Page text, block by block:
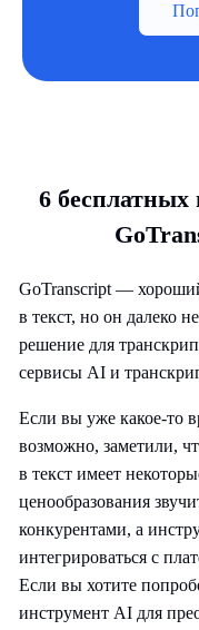
6 бесплатных
GoTranscript —
в текст, но он далеко
решение для
сервисы AI и
Если вы уже какое-то
возможно, заметили,
в текст имеет
ценообразования
конкурентами, а
интегрироваться с
Если вы хотите
инструмент AI для